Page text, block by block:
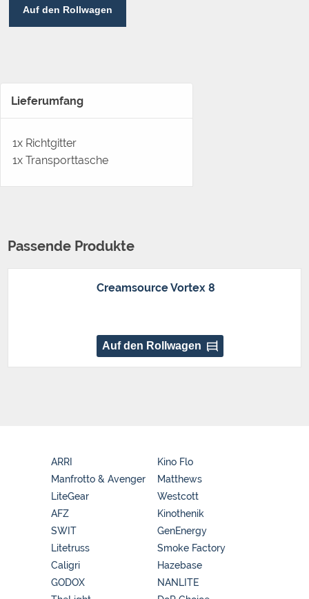
Auf den Rollwagen
Lieferumfang
1x Richtgitter
1x Transporttasche
Passende Produkte
Creamsource Vortex 8
Auf den Rollwagen
ARRI
Manfrotto & Avenger
LiteGear
AFZ
SWIT
Litetruss
Caligri
GODOX
Kino Flo
Matthews
Westcott
Kinothenik
GenEnergy
Smoke Factory
Hazebase
NANLITE